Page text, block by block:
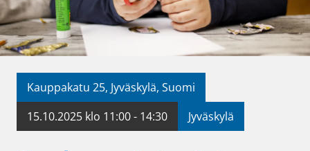
Kauppakatu 25, Jyväskylä, Suomi
15.10.2025 klo 11:00 - 14:30
Jyväskylä